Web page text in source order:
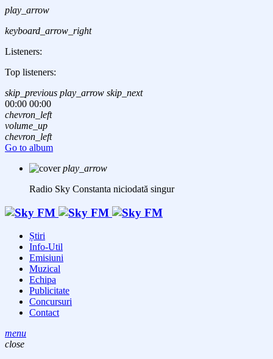
play_arrow
keyboard_arrow_right
Listeners:
Top listeners:
skip_previous play_arrow skip_next
00:00 00:00
chevron_left
volume_up
chevron_left
Go to album
play_arrow
Radio Sky Constanta niciodată singur
Știri
Info-Util
Emisiuni
Muzical
Echipa
Publicitate
Concursuri
Contact
menu
close